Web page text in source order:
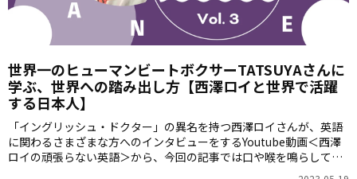
世界一のヒューマンビートボクサーTATSUYAさんに
学ぶ、世界への踏み出し方【西澤ロイと世界で活躍
する日本人】
「イングリッシュ・ドクター」の異名を持つ西澤ロイさんが、英語
に関わるさまざまな方へのインタビューをするYoutube動画＜西澤
ロイの頑張らない英語＞から、今回の記事では口や喉を鳴らして多
彩な音楽を奏でるヒューマンビートボクサーのTATSUYAさんを紹介